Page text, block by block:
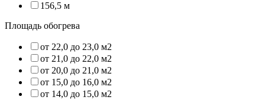
156,5 м
Площадь обогрева
от 22,0 до 23,0 м2
от 21,0 до 22,0 м2
от 20,0 до 21,0 м2
от 15,0 до 16,0 м2
от 14,0 до 15,0 м2